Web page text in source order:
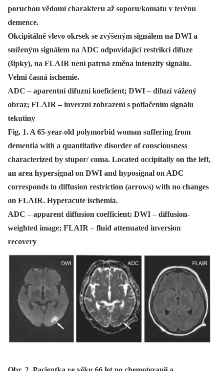
poruchou vědomí charakteru až soporu/komatu v terénu
demence.
Okcipitálně vlevo okrsek se zvýšeným signálem na DWI a
sníženým signálem na ADC odpovídající restrikci difuze
(šipky), na FLAIR není patrná změna intenzity signálu.
Velmi časná ischemie.
ADC – aparentní difuzní koeficient; DWI – difuzí vážený
obraz; FLAIR – inverzní zobrazení s potlačením signálu
tekutiny
Fig. 1. A 65-year-old polymorbid woman suffering from
dementia with a quantitative disorder of consciousness
characterized by stupor/ coma. Located occipitally on the left,
an area hypersignal on DWI and hyposignal on ADC
corresponds to diffusion restriction (arrows) with no changes
on FLAIR. Hyperacute ischemia.
ADC – apparent diffusion coefficient; DWI – diffusion-
weighted image; FLAIR – fluid attenuated inversion
recovery